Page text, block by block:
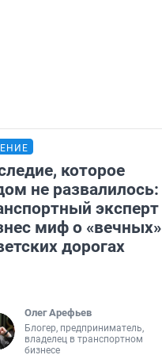
которое
не развалилось:
эксперт
миф о «вечных»
дорогах
Олег Арефьев
Блогер, предприниматель,
владелец в транспортном
бизнесе